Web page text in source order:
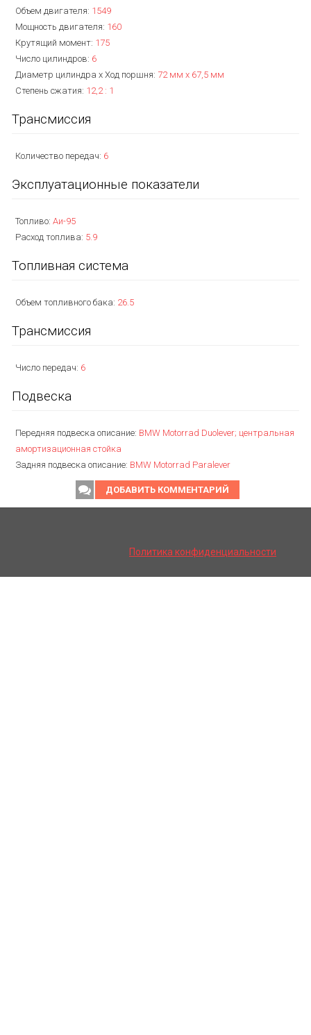
Объем двигателя: 1549
Мощность двигателя: 160
Крутящий момент: 175
Число цилиндров: 6
Диаметр цилиндра x Ход поршня: 72 мм x 67,5 мм
Степень сжатия: 12,2 : 1
Трансмиссия
Количество передач: 6
Эксплуатационные показатели
Топливо: Аи-95
Расход топлива: 5.9
Топливная система
Объем топливного бака: 26.5
Трансмиссия
Число передач: 6
Подвеска
Передняя подвеска описание: BMW Motorrad Duolever; центральная
амортизационная стойка
Задняя подвеска описание: BMW Motorrad Paralever
ДОБАВИТЬ КОММЕНТАРИЙ
Политика конфиденциальности